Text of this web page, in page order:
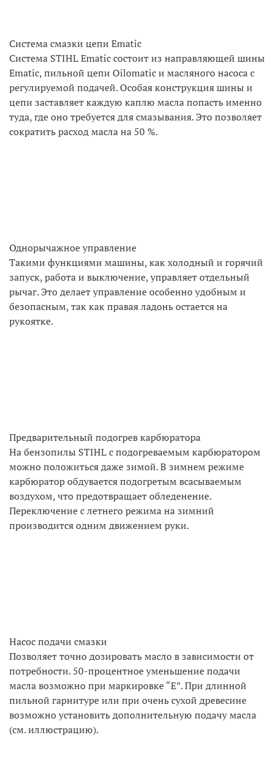
Система смазки цепи Ematic
Система STIHL Ematic состоит из направляющей шины
Ematic, пильной цепи Oilomatic и масляного насоса с
регулируемой подачей. Особая конструкция шины и
цепи заставляет каждую каплю масла попасть именно
туда, где оно требуется для смазывания. Это позволяет
сократить расход масла на 50 %.
Однорычажное управление
Такими функциями машины, как холодный и горячий
запуск, работа и выключение, управляет отдельный
рычаг. Это делает управление особенно удобным и
безопасным, так как правая ладонь остается на
рукоятке.
Предварительный подогрев карбюратора
На бензопилы STIHL с подогреваемым карбюратором
можно положиться даже зимой. В зимнем режиме
карбюратор обдувается подогретым всасываемым
воздухом, что предотвращает обледенение.
Переключение с летнего режима на зимний
производится одним движением руки.
Насос подачи смазки
Позволяет точно дозировать масло в зависимости от
потребности. 50-процентное уменьшение подачи
масла возможно при маркировке “Е”. При длинной
пильной гарнитуре или при очень сухой древесине
возможно установить дополнительную подачу масла
(см. иллюстрацию).